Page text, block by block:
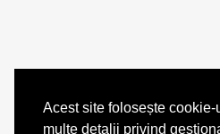
Acest site folosește cookie-
multe detalii privind